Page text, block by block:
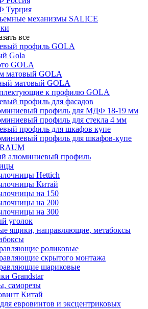
Турция
механизмы SALICE
все
профиль GOLA
Gola
GOLA
матовый GOLA
матовый GOLA
к профилю GOLA
профиль для фасадов
профиль для МДФ 18-19 мм
профиль для стекла 4 мм
профиль для шкафов купе
профиль для шкафов-купе
алюминиевый профиль
Hettich
Китай
на 150
на 200
на 300
уголок
ящики, направляющие, метабоксы
роликовые
скрытого монтажа
шариковые
Grandstar
саморезы
Китай
евровинтов и эксцентриковых